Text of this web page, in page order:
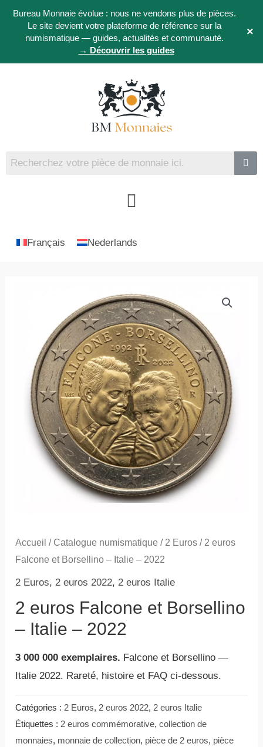
Bureau Monnaie évolue : nous ne vendons plus de pièces.
Le site devient votre plateforme de référence sur la
numismatique — guides, actualités et communauté.
→ Découvrir les guides
×
Français Nederlands
Accueil / Catalogue numismatique / 2 Euros / 2 euros
Falcone et Borsellino – Italie – 2022
2 Euros, 2 euros 2022, 2 euros Italie
2 euros Falcone et Borsellino
– Italie – 2022
3 000 000 exemplaires. Falcone et Borsellino —
Italie 2022. Rareté, histoire et FAQ ci-dessous.
Catégories :2 Euros,2 euros 2022,2 euros Italie
Étiquettes :2 euros commémorative,collection de
monnaies, monnaie de collection, pièce de 2 euros, pièce